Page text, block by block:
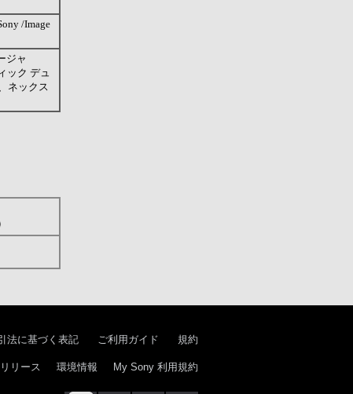
/Image
ジャ
ック デュ
ネックス
法に基づく表記 ご利用ガイド 規約
リース 環境情報 My Sony 利用規約